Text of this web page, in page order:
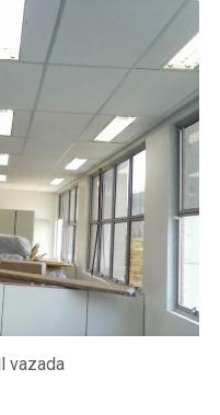
vazada